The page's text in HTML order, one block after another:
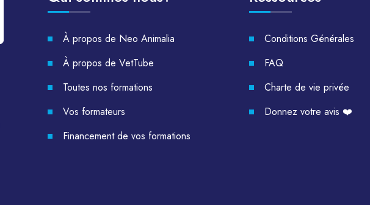
À propos de Neo Animalia
À propos de VetTube
Toutes nos formations
Vos formateurs
Financement de vos formations
Conditions Générales
FAQ
Charte de vie privée
Donnez votre avis ❤️